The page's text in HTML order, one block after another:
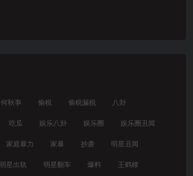
何秋亊 偷税 偷税漏税 八卦
吃瓜 娱乐八卦 娱乐圈 娱乐圈丑闻
家庭暴力 家暴 抄袭 明星丑闻
明星出轨 明星翻车 爆料 王鹤棣